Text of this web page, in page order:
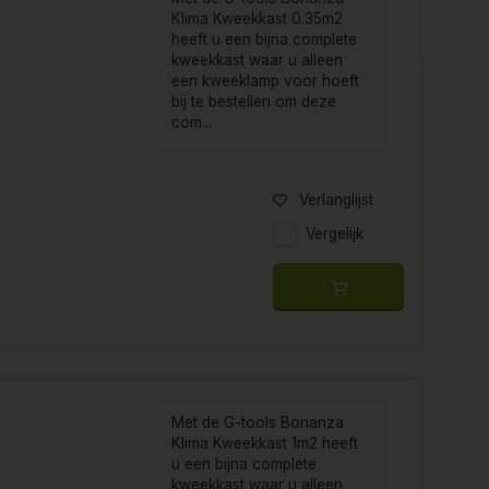
roepen vanwege de hoge kwaliteitseisen
geïsoleerde sandwich panelen, insteek
componenten zorgen voor een extreem sterke
, het enige wat u nog mist om
zijn voorzien van een afzuiger met een
veilige in- en uitschakeling van de verlichting.
in en wij zullen u zo snel mogelijk van
Klima Kweekkast 0.35m2
heeft u een bijna complete
kweekkast waar u alleen
een kweeklamp voor hoeft
bij te bestellen om deze
com...
Verlanglijst
Vergelijk
Met de G-tools Bonanza
Klima Kweekkast 1m2 heeft
u een bijna complete
kweekkast waar u alleen